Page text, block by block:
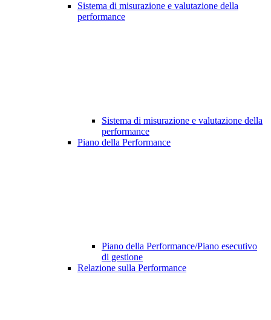
Sistema di misurazione e valutazione della
performance
Sistema di misurazione e valutazione della
performance
Piano della Performance
Piano della Performance/Piano esecutivo
di gestione
Relazione sulla Performance